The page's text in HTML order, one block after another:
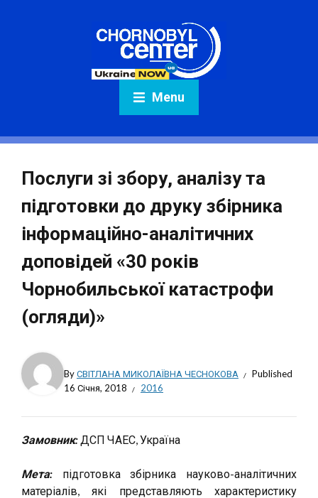
Menu
Послуги зі збору, аналізу та
підготовки до друку збірника
інформаційно-аналітичних
доповідей «30 років
Чорнобильської катастрофи
(огляди)»
ByСВІТЛАНА МИКОЛАЇВНА ЧЕСНОКОВА
Published
16 Січня, 2018
2016
Замовник: ДСП ЧАЕС, Україна
Мета: підготовка збірника науково-аналітичних
матеріалів, які представляють характеристику